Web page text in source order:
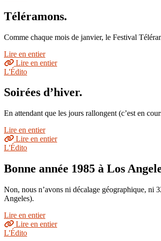
Téléramons.
Comme chaque mois de janvier, le Festival
Lire en entier
Lire en entier
L'Édito
Soirées d’hiver.
En attendant que les jours rallongent (c’est en
Lire en entier
Lire en entier
L'Édito
Bonne année 1985 à Los
Non, nous n’avons ni décalage géographique,
Angeles).
Lire en entier
Lire en entier
L'Édito